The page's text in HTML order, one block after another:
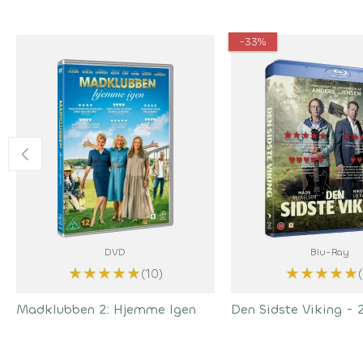
DVD
★★★★★(10)
Madklubben 2: Hjemme Igen
-33%
Blu-Ray
★★★★★
Den Sidste Viking -